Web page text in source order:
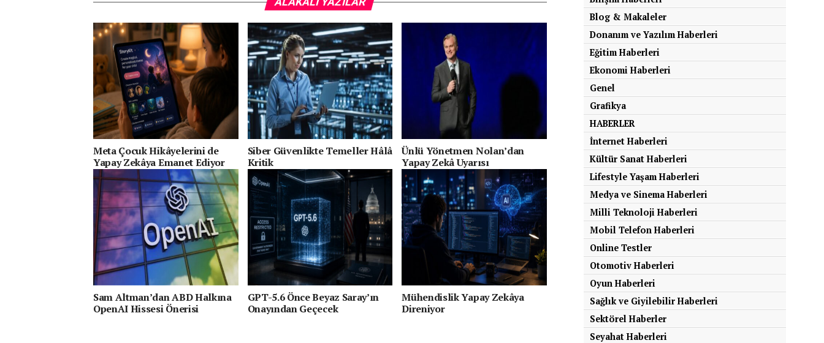
Meta Çocuk Hikâyelerini de
Yapay Zekâya Emanet Ediyor
Siber Güvenlikte Temeller Hâlâ
Kritik
Ünlü Yönetmen Nolan’dan
Yapay Zekâ Uyarısı
Sam Altman’dan ABD Halkına
OpenAI Hissesi Önerisi
GPT-5.6 Önce Beyaz Saray’ın
Onayından Geçecek
Mühendislik Yapay Zekâya
Direniyor
Blog & Makaleler
Donanım ve Yazılım Haberleri
Eğitim Haberleri
Ekonomi Haberleri
Genel
Grafikya
HABERLER
İnternet Haberleri
Kültür Sanat Haberleri
Lifestyle Yaşam Haberleri
Medya ve Sinema Haberleri
Milli Teknoloji Haberleri
Mobil Telefon Haberleri
Online Testler
Otomotiv Haberleri
Oyun Haberleri
Sağlık ve Giyilebilir Haberleri
Sektörel Haberler
Seyahat Haberleri